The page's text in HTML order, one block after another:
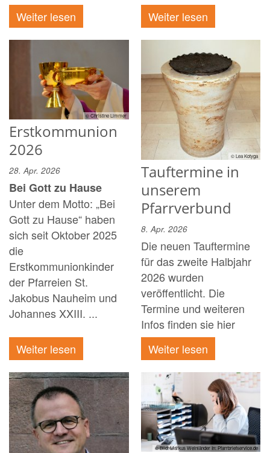
Weiter lesen
Weiter lesen
© Christine Limmer
Erstkommunion
2026
28. Apr. 2026
Bei Gott zu Hause
Unter dem Motto: „Bei
Gott zu Hause“ haben
sich seit Oktober 2025
die
Erstkommunionkinder
der Pfarreien St.
Jakobus Nauheim und
Johannes XXIII. ...
Weiter lesen
© Lea Kotyga
Tauftermine in
unserem
Pfarrverbund
8. Apr. 2026
Die neuen Tauftermine
für das zweite Halbjahr
2026 wurden
veröffentlicht. Die
Termine und weiteren
Infos finden sie hier
Weiter lesen
© Bild: Markus Weinländer In: Pfarrbriefservice.de